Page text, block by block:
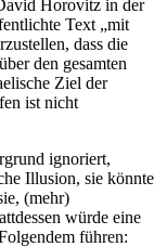
Horovitz in der
Text „mit
dass die
den gesamten
Ziel der
ist nicht
ignoriert,
Illusion, sie könnte
(mehr)
würde eine
führen: